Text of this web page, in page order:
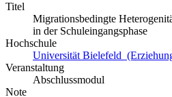
Titel
Migrationsbedingte
in der Schuleingangsphase
Hochschule
Universität Bielefeld
Veranstaltung
Abschlussmodul
Note